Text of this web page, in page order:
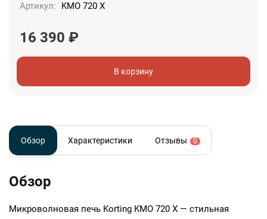
Артикул: KMO 720 X
16 390 ₽
В корзину
Обзор Характеристики Отзывы 0
Обзор
Микроволновая печь Korting KMO 720 X — стильная